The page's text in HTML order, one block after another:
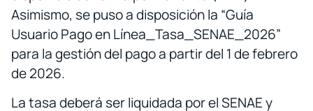
Asimismo, se puso a disposición la “Guía
Usuario Pago en Línea_Tasa_SENAE_2026”
para la gestión del pago a partir del 1 de febrero
de 2026.
La tasa deberá ser liquidada por el SENAE y